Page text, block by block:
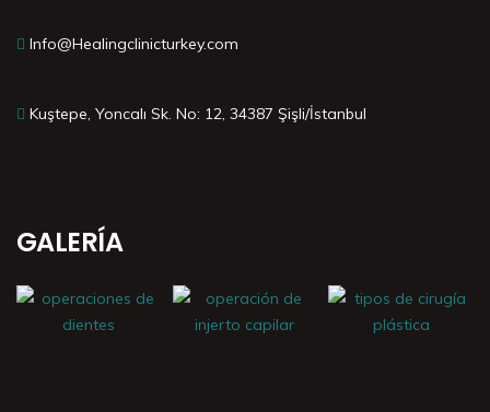
Info@Healingclinicturkey.com
Kuştepe, Yoncalı Sk. No: 12, 34387 Şişli/İstanbul
GALERÍA